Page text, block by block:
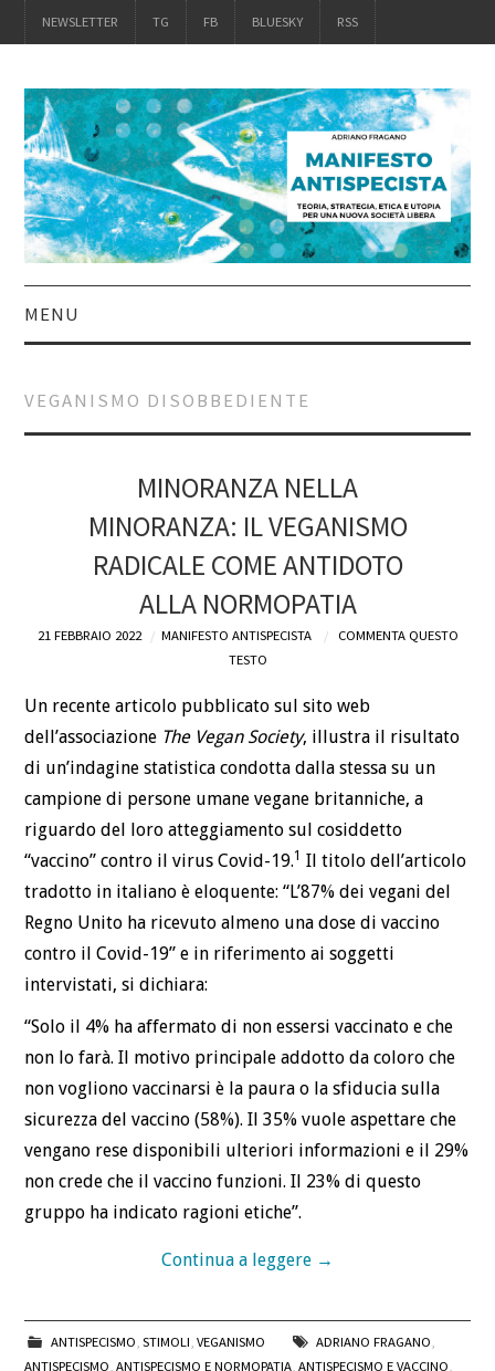
NEWSLETTER TG FB BLUESKY RSS
MENU
ACQUISTALO
DEFINIZIONI
CONTATTI
VEGANISMO DISOBBEDIENTE
MINORANZA NELLA
MINORANZA: IL VEGANISMO
RADICALE COME ANTIDOTO
ALLA NORMOPATIA
21 FEBBRAIO 2022 MANIFESTO ANTISPECISTA
COMMENTA QUESTO
TESTO
Un recente articolo pubblicato sul sito web
dell’associazione The Vegan Society, illustra il risultato
di un’indagine statistica condotta dalla stessa su un
campione di persone umane vegane britanniche, a
riguardo del loro atteggiamento sul cosiddetto
“vaccino” contro il virus Covid-19.1 Il titolo dell’articolo
tradotto in italiano è eloquente: “L’87% dei vegani del
Regno Unito ha ricevuto almeno una dose di vaccino
contro il Covid-19” e in riferimento ai soggetti
intervistati, si dichiara:
“Solo il 4% ha affermato di non essersi vaccinato e che
non lo farà. Il motivo principale addotto da coloro che
non vogliono vaccinarsi è la paura o la sfiducia sulla
sicurezza del vaccino (58%). Il 35% vuole aspettare che
vengano rese disponibili ulteriori informazioni e il 29%
non crede che il vaccino funzioni. Il 23% di questo
gruppo ha indicato ragioni etiche”.
Continua a leggere →
ANTISPECISMO, STIMOLI, VEGANISMO ADRIANO FRAGANO,
ANTISPECISMO,ANTISPECISMO E NORMOPATIA,ANTISPECISMO E VACCINO,